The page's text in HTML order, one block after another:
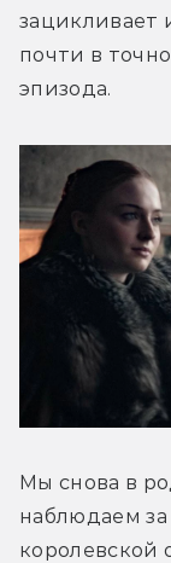
зацикливает
почти в
эпизода.
Мы снова в
наблюдаем
королевской